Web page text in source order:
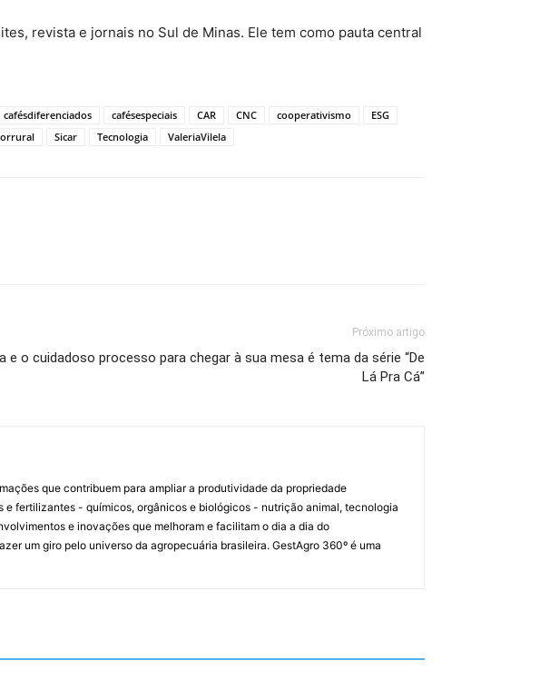
revista e jornais no Sul de Minas. Ele tem como pauta central
cafésdiferenciados cafésespeciais CAR CNC cooperativismo
ESG
Sicar Tecnologia ValeriaVilela
Próximo artigo
e o cuidadoso processo para chegar à sua mesa é tema da série “De
Lá Pra Cá”
que contribuem para ampliar a produtividade da propriedade
fertilizantes - químicos, orgânicos e biológicos - nutrição animal, tecnologia
e inovações que melhoram e facilitam o dia a dia do
um giro pelo universo da agropecuária brasileira. GestAgro 360º é uma